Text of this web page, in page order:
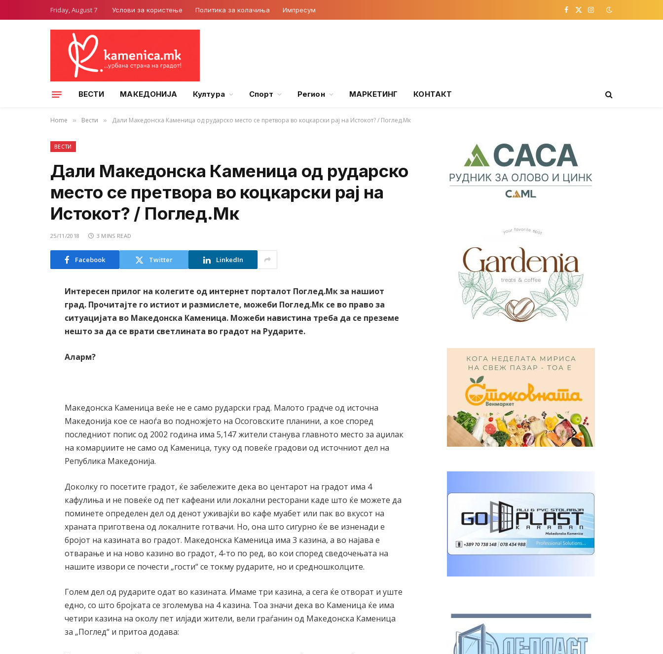
Friday, August 7 Услови за користење Политика за колачиња Импресум Facebook
X
Instagram
ВЕСТИ МАКЕДОНИЈА Култура Спорт Регион МАРКЕТИНГ КОНТАКТ
Home » Вести » Дали Македонска Каменица од рударско место се претвора во коцкарски рај на Истокот? / Поглед.Мк
ВЕСТИ
Дали Македонска Каменица од рударско
место се претвора во коцкарски рај на
Истокот? / Поглед.Мк
25/11/2018 3 MINS READ
Facebook Twitter LinkedIn
Интересен прилог на колегите од интернет порталот Поглед.Мк за нашиот
град. Прочитајте го истиот и размислете, можеби Поглед.Мк се во право за
ситуацијата во Македонска Каменица. Можеби навистина треба да се преземе
нешто за да се врати светлината во градот на Рударите.
Аларм?
Македонска Каменица веќе не е само рударски град. Малото градче од источна
Македонија кое се наоѓа во подножјето на Осоговските планини, а кое според
последниот попис од 2002 година има 5,147 жители станува главното место за аџилак
на комарџиите не само од Каменица, туку од повеќе градови од источниот дел на
Република Македонија.
Доколку го посетите градот, ќе забележите дека во центарот на градот има 4
кафулиња и не повеќе од пет кафеани или локални ресторани каде што ќе можете да
поминете определен дел од денот уживајќи во кафе муабет или пак во вкусот на
храната приготвена од локалните готвачи. Но, она што сигурно ќе ве изненади е
бројот на казината во градот. Македонска Каменица има 3 казина, а во најава е
отварање и на ново казино во градот, 4-то по ред, во кои според сведочењата на
нашите извори се почести „гости“ се токму рударите, но и средношколците.
Голем дел од рударите одат во казината. Имаме три казина, а сега ќе отворат и уште
едно, со што бројката се зголемува на 4 казина. Тоа значи дека во Каменица ќе има
четири казина на околу пет илјади жители, вели граѓанин од Македонска Каменица
за „Поглед“ и притоа додава: